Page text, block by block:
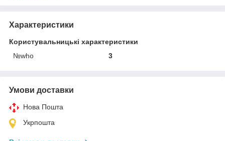
Характеристики
Користувальницькі характеристики
№who
3
Умови доставки
Нова Пошта
Укрпошта